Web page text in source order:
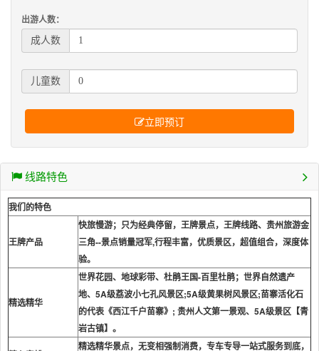
出游人数：
成人数
儿童数
立即预订
线路特色
我们的特色
王牌产品
快旅慢游；只为经典停留，王牌景点，王牌线路、贵州旅游金
三角--景点销量冠军,行程丰富，优质景区，超值组合，深度体
验。
精选精华
世界花园、地球彩带、杜鹃王国-百里杜鹃；世界自然遗产
地、5A级荔波小七孔风景区;5A级黄果树风景区;苗寨活化石
的代表《西江千户苗寨》; 贵州人文第一景观、5A级景区 【青
岩古镇】 。
精选精华景点，无变相强制消费，专车专导一站式服务到底，